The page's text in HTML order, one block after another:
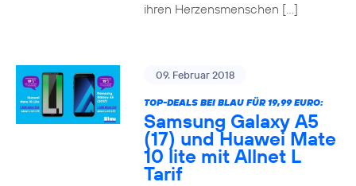
ihren Herzensmenschen […]
09. Februar 2018
TOP-DEALS BEI BLAU FÜR 19,99 EURO:
Samsung Galaxy A5
(17) und Huawei Mate
10 lite mit Allnet L
Tarif